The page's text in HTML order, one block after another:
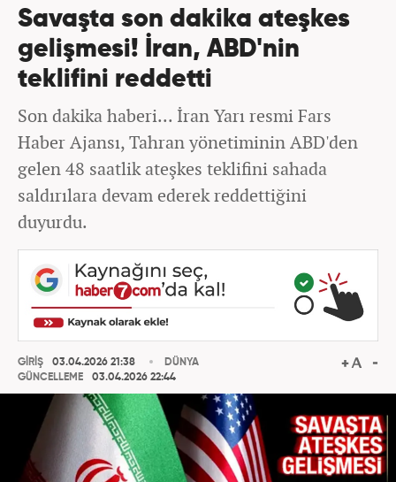
Savaşta son dakika ateşkes
gelişmesi! İran, ABD'nin
teklifini reddetti
Son dakika haberi... İran Yarı resmi Fars
Haber Ajansı, Tahran yönetiminin ABD'den
gelen 48 saatlik ateşkes teklifini sahada
saldırılara devam ederek reddettiğini
duyurdu.
GİRİŞ
03.04.2026 21:38
GÜNCELLEME
03.04.2026 22:44
DÜNYA